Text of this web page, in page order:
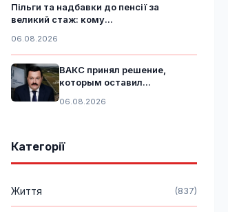
Пільги та надбавки до пенсії за
великий стаж: кому...
06.08.2026
ВАКС принял решение,
которым оставил...
06.08.2026
Категорії
Життя (837)